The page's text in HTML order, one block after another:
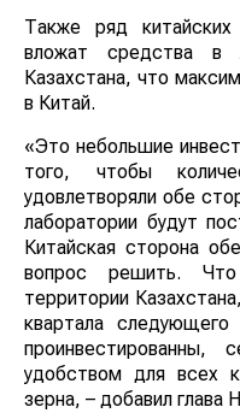
Также ряд китайских
вложат средства в
Казахстана, что
в Китай.
«Это небольшие
того, чтобы
удовлетворяли обе
лаборатории будут
Китайская сторона
вопрос решить.
территории
квартала
проинвестированны,
удобством для всех
зерна, – добавил глава